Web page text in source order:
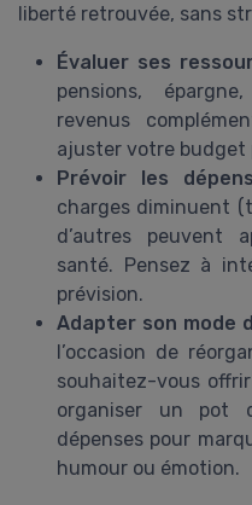
liberté retrouvée, sans
Évaluer ses
pensions,
revenus
ajuster votre budget
Prévoir les
charges diminuent
d’autres peuvent
santé. Pensez à
prévision.
Adapter son mode
l’occasion de
souhaitez-vous
organiser un pot
dépenses pour
humour ou émotion.